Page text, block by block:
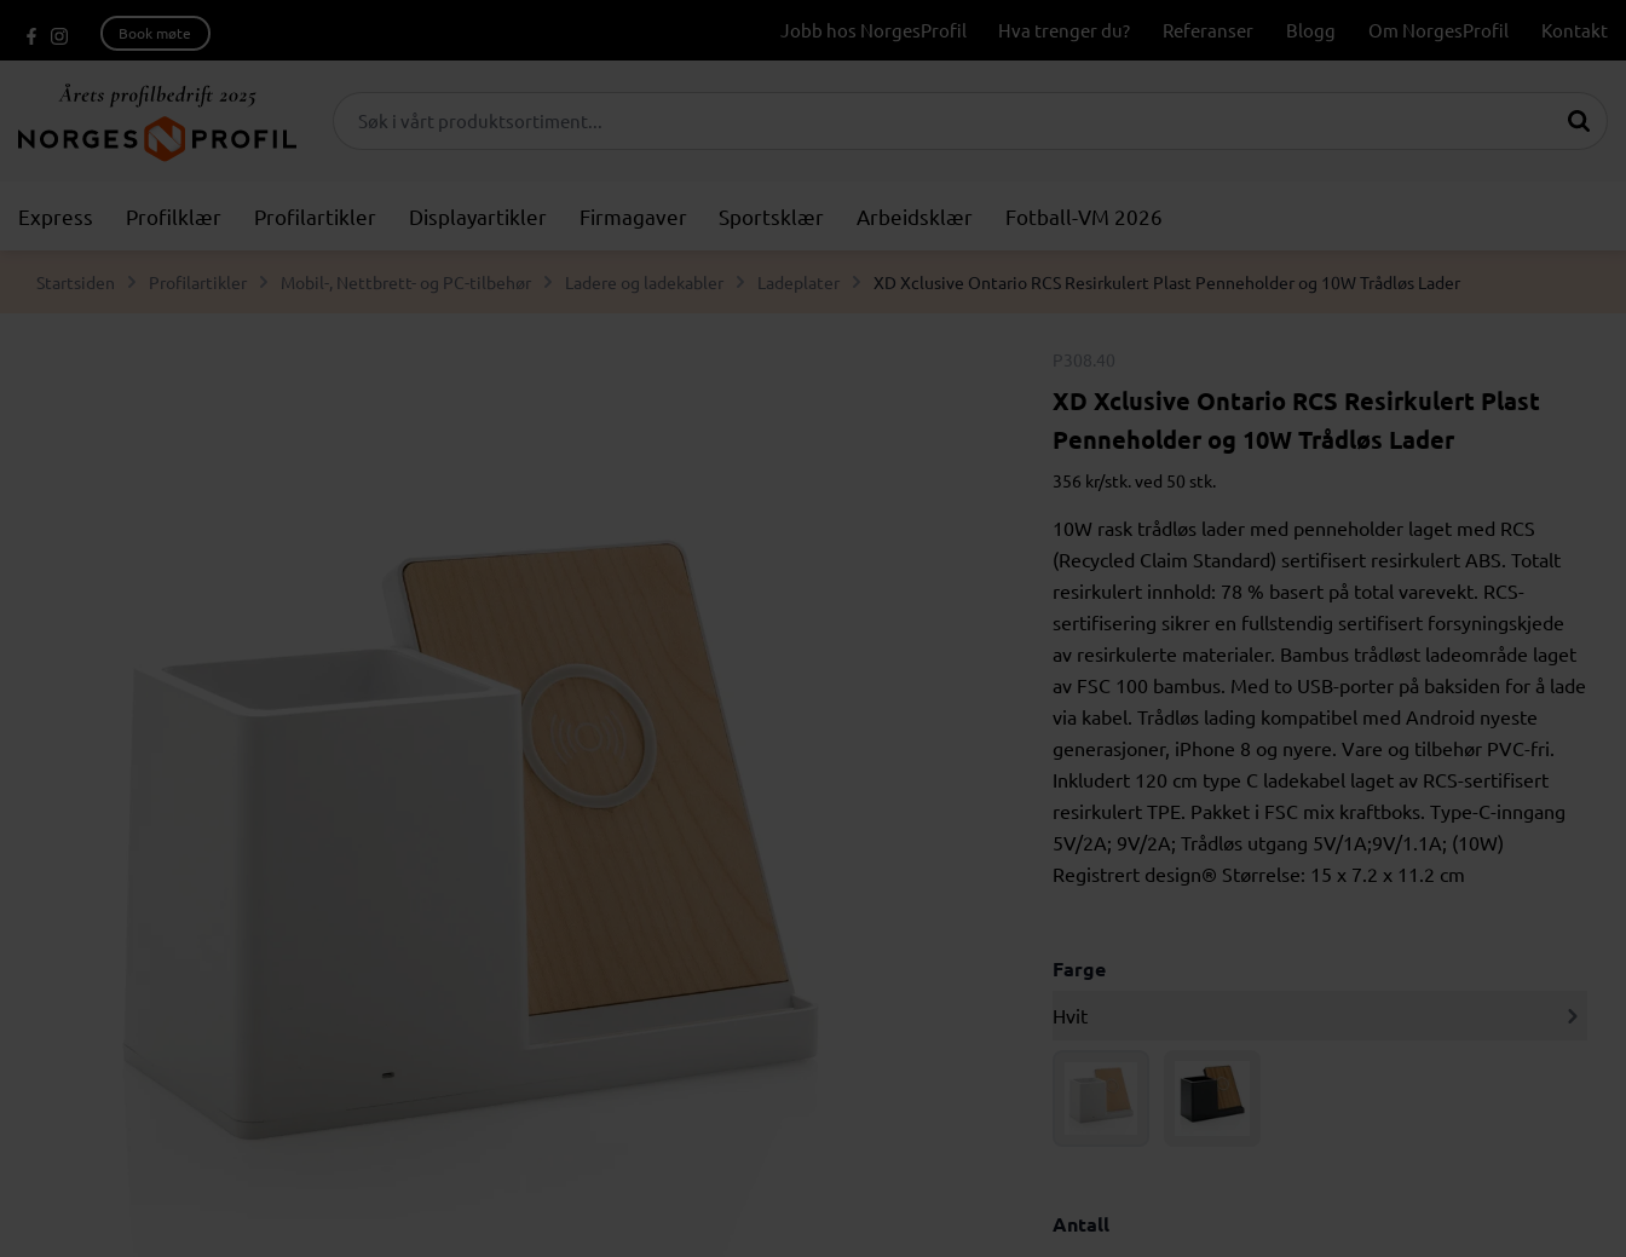
Book møte Jobb hos NorgesProfil Hva trenger du? Referanser Blogg Om NorgesProfil Kontakt
Express Profilklær Profilartikler Displayartikler Firmagaver Sportsklær Arbeidsklær Fotball-VM 2026
Startsiden Profilartikler Mobil-, Nettbrett- og PC-tilbehør Ladere og ladekabler Ladeplater XD Xclusive Ontario RCS Resirkulert Plast Penneholder og 10W Trådløs Lader
P308.40
XD Xclusive Ontario RCS Resirkulert Plast
Penneholder og 10W Trådløs Lader
356 kr/stk. ved 50 stk.
10W rask trådløs lader med penneholder laget med RCS
(Recycled Claim Standard) sertifisert resirkulert ABS. Totalt
resirkulert innhold: 78 % basert på total varevekt. RCS-
sertifisering sikrer en fullstendig sertifisert forsyningskjede
av resirkulerte materialer. Bambus trådløst ladeområde laget
av FSC 100 bambus. Med to USB-porter på baksiden for å lade
via kabel. Trådløs lading kompatibel med Android nyeste
generasjoner, iPhone 8 og nyere. Vare og tilbehør PVC-fri.
Inkludert 120 cm type C ladekabel laget av RCS-sertifisert
resirkulert TPE. Pakket i FSC mix kraftboks. Type-C-inngang
5V/2A; 9V/2A; Trådløs utgang 5V/1A;9V/1.1A; (10W)
Registrert design® Størrelse: 15 x 7.2 x 11.2 cm
Farge
Hvit
Antall